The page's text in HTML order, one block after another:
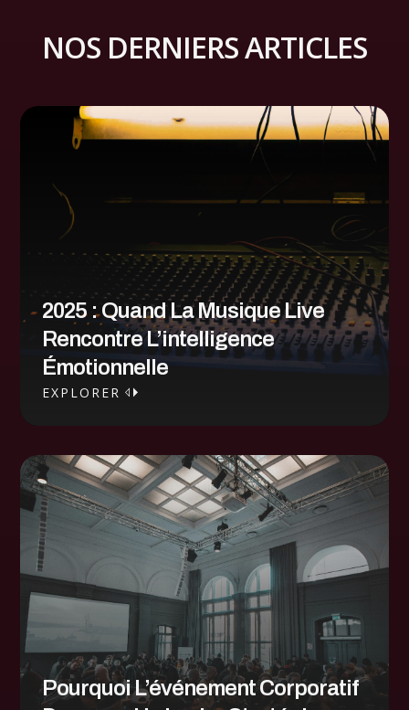
NOS DERNIERS ARTICLES
2025 : Quand La Musique Live
Rencontre L’intelligence
Émotionnelle
EXPLORER
Pourquoi L’événement Corporatif